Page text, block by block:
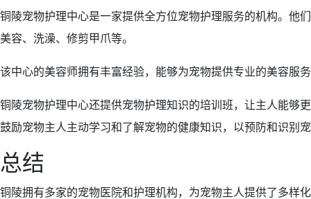
铜陵宠物护理中心是一家提供全方位宠物护理服务的机构。他
美容、洗澡、修剪甲爪等。
该中心的美容师拥有丰富经验，能够为宠物提供专业的美容服
铜陵宠物护理中心还提供宠物护理知识的培训班，让主人能够
鼓励宠物主人主动学习和了解宠物的健康知识，以预防和识别
总结
铜陵拥有多家的宠物医院和护理机构，为宠物主人提供了多样